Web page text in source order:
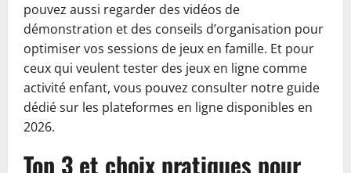
pouvez aussi regarder des vidéos de
démonstration et des conseils d’organisation pour
optimiser vos sessions de jeux en famille. Et pour
ceux qui veulent tester des jeux en ligne comme
activité enfant, vous pouvez consulter notre guide
dédié sur les plateformes en ligne disponibles en
2026.
Top 3 et choix pratiques pour